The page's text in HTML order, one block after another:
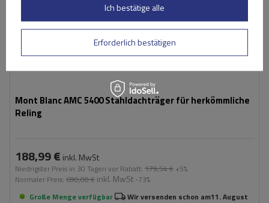
Mont Blanc AMC 5400 Stahldachträger für herkömmliche
Reling
188,99 € inkl. MwSt
Niedrigster Preis in 30 Tagen vor Rabatt: 179,54 € +5%
Normaler Preis: 690,00 € inkl. MwSt -73%
Große Menge verfügbar
Wir versenden schon am11. August
Erforderlich bestätigen
Ich bestätige alle